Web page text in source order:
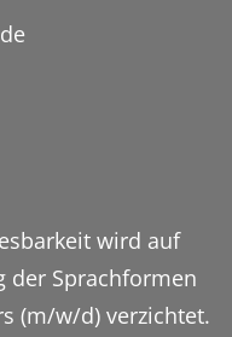
wird auf
der Sprachformen
(m/w/d) verzichtet.